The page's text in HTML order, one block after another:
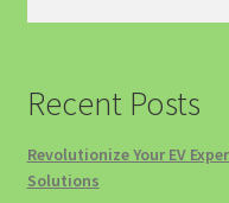
Recent Posts
Revolutionize Your EV
Solutions